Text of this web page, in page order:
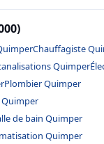
Chauffagiste
Quimper
Plombier Quimper
Quimper
de bain Quimper
Quimper